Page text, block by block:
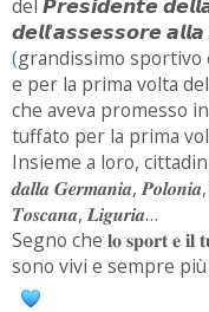
del 𝙋𝙧𝙚𝙨𝙞𝙙𝙚𝙣𝙩𝙚
𝙙𝙚𝙡𝙡’𝙖𝙨𝙨𝙚𝙨𝙨𝙤𝙧𝙚
(grandissimo sportivo
e per la prima volta
che aveva promesso
tuffato per la prima
Insieme a loro, cittadini di
𝒅𝒂𝒍𝒍𝒂 𝑮𝒆𝒓𝒎𝒂𝒏𝒊𝒂,
𝑻𝒐𝒔𝒄𝒂𝒏𝒂, 𝑳𝒊𝒈𝒖𝒓𝒊𝒂…
Segno che 𝐥𝐨 𝐬𝐩𝐨𝐫𝐭 𝐞
sono vivi e sempre